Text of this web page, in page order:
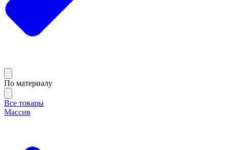
По материалу
Все товары
Массив